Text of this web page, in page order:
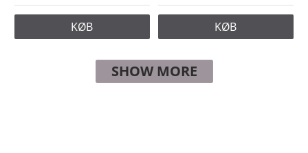
KØB KØB
SHOW MORE